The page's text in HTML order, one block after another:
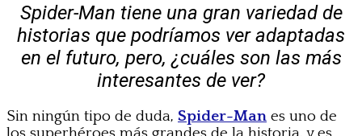
Spider-Man tiene una gran variedad de
historias que podríamos ver adaptadas
en el futuro, pero, ¿cuáles son las más
interesantes de ver?
Sin ningún tipo de duda, Spider-Man es uno de